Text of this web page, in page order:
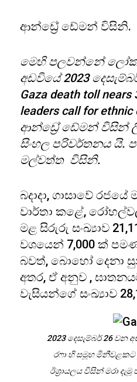
ආන්ඩ්‍රේ ඩේමන් විසිනි.
මෙහි පලවන්නේ ලෝක
අඩවියේ 2023
Gaza death toll nears
leaders call for ethnic
ආන්ඩ්‍රේ ඩේමන් විසින්
සිංහල පරිවර්තනය යි.
මල්වත්ත විසිනි.
බදාදා, ගාසාවේ රජයේ
වාර්තා කළේ,
මළ සිරුරු සංඛ්‍යාව
වශයෙන් 7,000 ක්
බවත්, බොහෝ දෙනා
අතර, ඒ අනුව ,
වැසියන්ගේ සංඛ්‍යාව
2023 දෙසැම්බර් 26 වන
රෆා හි සමූහ
ඊශ්‍රායලය විසින් මරා